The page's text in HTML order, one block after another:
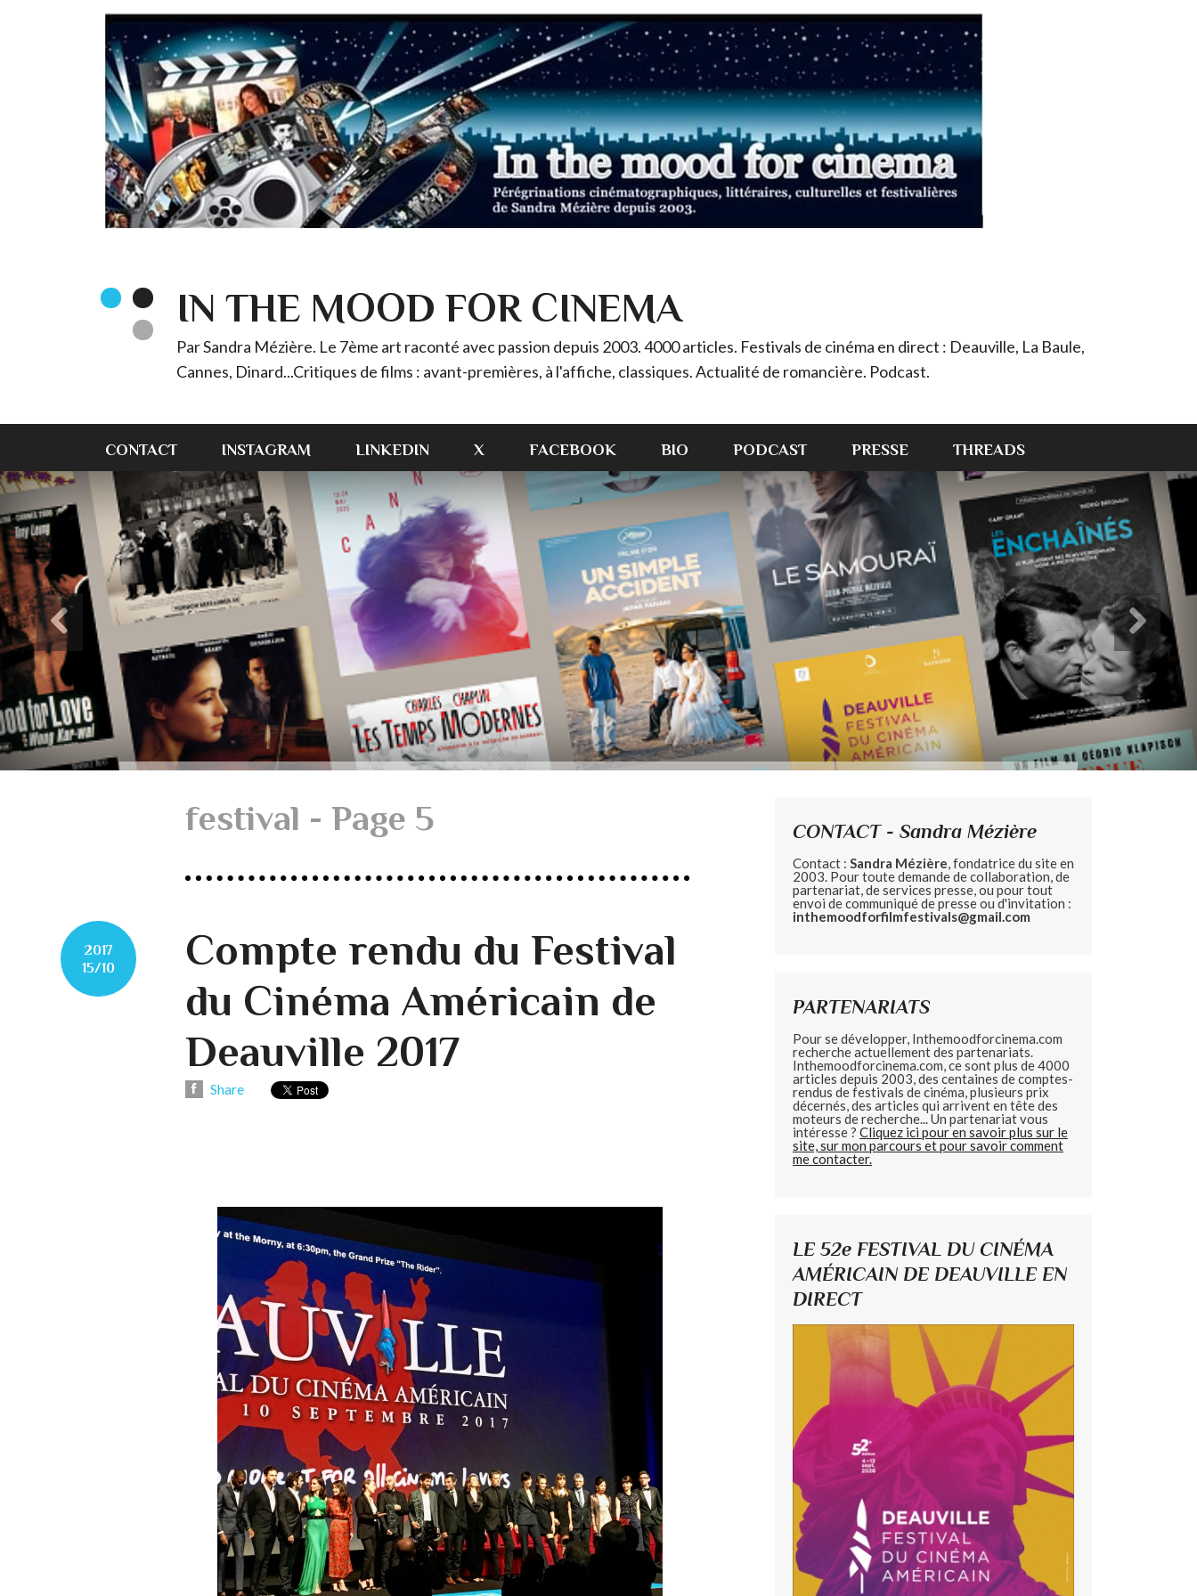
IN THE MOOD FOR CINEMA
Par Sandra Mézière. Le 7ème art raconté avec passion depuis 2003. 4000 articles. Festivals de cinéma en direct : Deauville, La Baule,
Cannes, Dinard...Critiques de films : avant-premières, à l'affiche, classiques. Actualité de romancière. Podcast.
CONTACT INSTAGRAM LINKEDIN X FACEBOOK BIO PODCAST PRESSE THREADS
festival - Page 5
2017
15/10
Compte rendu du Festival
du Cinéma Américain de
Deauville 2017
Share
CONTACT - Sandra Mézière
Contact : Sandra Mézière, fondatrice du site en
2003. Pour toute demande de collaboration, de
partenariat, de services presse, ou pour tout
envoi de communiqué de presse ou d'invitation :
inthemoodforfilmfestivals@gmail.com
PARTENARIATS
Pour se développer, Inthemoodforcinema.com
recherche actuellement des partenariats.
Inthemoodforcinema.com, ce sont plus de 4000
articles depuis 2003, des centaines de comptes-
rendus de festivals de cinéma, plusieurs prix
décernés, des articles qui arrivent en tête des
moteurs de recherche... Un partenariat vous
intéresse ? Cliquez ici pour en savoir plus sur le
site, sur mon parcours et pour savoir comment
me contacter.
LE 52e FESTIVAL DU CINÉMA
AMÉRICAIN DE DEAUVILLE EN
DIRECT